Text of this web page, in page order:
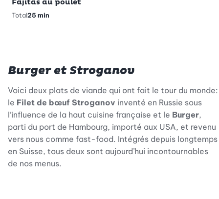
Fajitas au poulet
Total25 min
Burger et Stroganov
Voici deux plats de viande qui ont fait le tour du monde:
le Filet de bœuf Stroganov inventé en Russie sous
l’influence de la haut cuisine française et le Burger,
parti du port de Hambourg, importé aux USA, et revenu
vers nous comme fast-food. Intégrés depuis longtemps
en Suisse, tous deux sont aujourd’hui incontournables
de nos menus.